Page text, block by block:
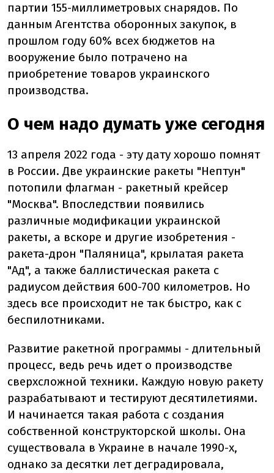
партии 155-миллиметровых снарядов. По
данным Агентства оборонных закупок, в
прошлом году 60% всех бюджетов на
вооружение было потрачено на
приобретение товаров украинского
производства.
О чем надо думать уже сегодня
13 апреля 2022 года - эту дату хорошо помнят
в России. Две украинские ракеты "Нептун"
потопили флагман - ракетный крейсер
"Москва". Впоследствии появились
различные модификации украинской
ракеты, а вскоре и другие изобретения -
ракета-дрон "Паляница", крылатая ракета
"Ад", а также баллистическая ракета с
радиусом действия 600-700 километров. Но
здесь все происходит не так быстро, как с
беспилотниками.
Развитие ракетной программы - длительный
процесс, ведь речь идет о производстве
сверхсложной техники. Каждую новую ракету
разрабатывают и тестируют десятилетиями.
И начинается такая работа с создания
собственной конструкторской школы. Она
существовала в Украине в начале 1990-х,
однако за десятки лет деградировала,